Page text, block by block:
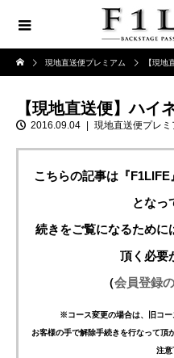
現地直送便プレミアム 【現地
【現地直送便】ハイ
2016.09.04 現地直送便プレミ
こちらの記事は『
となっ
続きをご覧になるために
頂く必要
（会員登録
※コース変更の場合は、旧コー
お客様の手で解除手続きを行なって頂
注意